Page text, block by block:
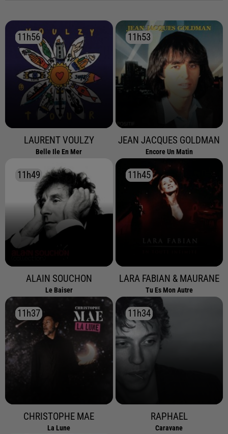
11h56
11h56
LAURENT VOULZY
Belle Ile En Mer
11h53
11h53
JEAN JACQUES GOLDMAN
Encore Un Matin
11h49
11h49
ALAIN SOUCHON
Le Baiser
11h45
11h45
LARA FABIAN & MAURANE
Tu Es Mon Autre
11h37
11h37
CHRISTOPHE MAE
La Lune
11h34
11h34
RAPHAEL
Caravane